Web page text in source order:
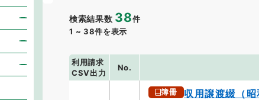
検索結果数 38件
1 ~ 38件を表示
利用請求
CSV出力
No.
簿冊
収用譲渡綴（